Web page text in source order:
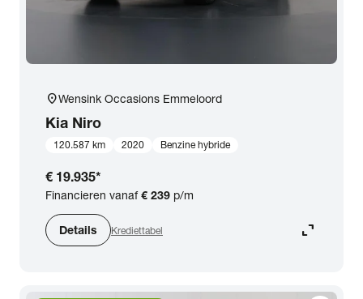
location_onWensink Occasions Emmeloord
Kia Niro
120.587 km 2020 Benzine hybride
€ 19.935*
Financieren vanaf€ 239 p/m
Details Krediettabel expand_content